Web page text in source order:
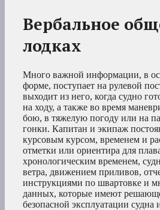
Вербальное
лодках
Много важной информации, в
форме, поступает на рулевой
выходит из него, когда судно
на ходу, а также во время
бою, в тяжелую погоду или на
гонки. Капитан и экипаж
курсовым курсом, временем и
отметки или ориентира для
хронологическим временем,
ветра, движением приливов,
инструкциями по швартовке и
данных, которые имеют
безопасной эксплуатации